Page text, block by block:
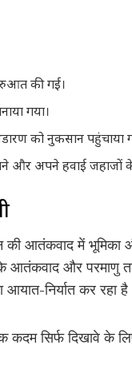
की गई।
गया।
को नुकसान पहुंचाया
और अपने हवाई जहाजों
आतंकवाद में
के आतंकवाद और
आयात-निर्यात कर रहा
सिर्फ दिखावे के